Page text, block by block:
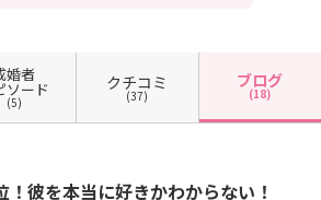
婚者
ソード
(5)
クチコミ
(37)
ブログ
(18)
彼を本当に好きかわからない！